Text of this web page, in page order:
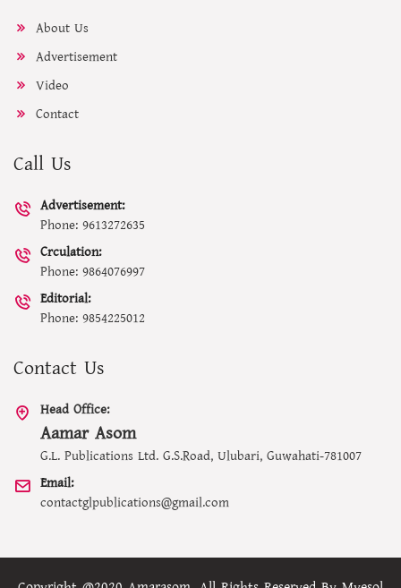
About Us
Advertisement
Video
Contact
Call Us
Advertisement:
Phone: 9613272635
Crculation:
Phone: 9864076997
Editorial:
Phone: 9854225012
Contact Us
Head Office:
Aamar Asom
G.L. Publications Ltd. G.S.Road, Ulubari, Guwahati-781007
Email:
contactglpublications@gmail.com